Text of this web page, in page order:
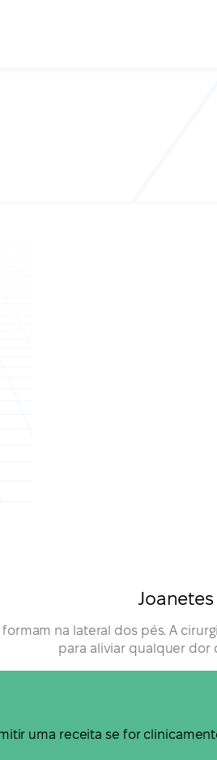
Joanetes
na lateral dos pés. A
para aliviar qualquer dor
uma receita se for